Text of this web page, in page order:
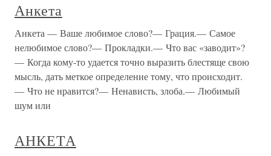
Анкета
Анкета — Ваше любимое слово?— Грация.— Самое
нелюбимое слово?— Прокладки.— Что вас «заводит»?
— Когда кому-то удается точно выразить блестяще свою
мысль, дать меткое определение тому, что происходит.
— Что не нравится?— Ненависть, злоба.— Любимый
шум или
АНКЕТА